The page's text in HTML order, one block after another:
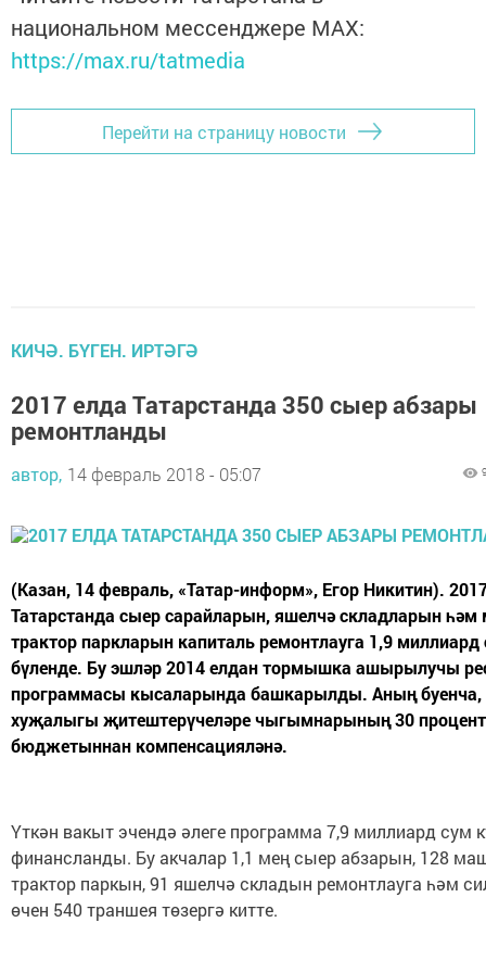
национальном мессенджере MАХ:
https://max.ru/tatmedia
Перейти на страницу новости
КИЧӘ. БҮГЕН. ИРТӘГӘ
2017 елда Татарстанда 350 сыер абзары
ремонтланды
автор, 14 февраль 2018 - 05:07
(Казан, 14 февраль, «Татар-информ», Егор Никитин).
Татарстанда сыер сарайларын, яшелчә складларын
трактор паркларын капиталь ремонтлауга 1,9 миллиард
бүленде. Бу эшләр 2014 елдан тормышка ашырылучы
программасы кысаларында башкарылды. Аның
хуҗалыгы җитештерүчеләре чыгымнарының 30
бюджетыннан компенсацияләнә.
Үткән вакыт эчендә әлеге программа 7,9 миллиард сум
финансланды. Бу акчалар 1,1 мең сыер абзарын, 128
трактор паркын, 91 яшелчә складын ремонтлауга һәм
өчен 540 траншея төзергә китте.